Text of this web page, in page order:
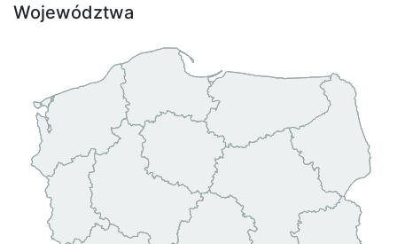
Województwa